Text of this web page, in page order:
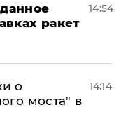
ракет
14:54
о
моста" в
14:14